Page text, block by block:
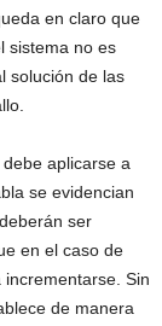
en claro que
sistema no es
solución de las
aplicarse a
se evidencian
ser
en el caso de
Sin
de manera